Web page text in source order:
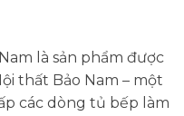
là sản phẩm được
thất Bảo Nam – một
các dòng tủ bếp làm